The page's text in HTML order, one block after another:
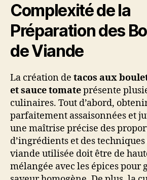
Complexité de la
Préparation des
de Viande
La création de tacos aux
et sauce tomateprésente
culinaires. Tout d’abord,
parfaitement assaisonnées et
une maîtrise précise des
d’ingrédients et des
viande utilisée doit être de
mélangée avec les épices pour